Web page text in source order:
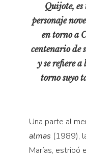
Pensamiento
Pensamiento ilustrado
Personajes
Turismo accidental
Vidas paralelas
Quijote,
personaje
en torno a
centenario de
y se refiere a
torno suyo
Una parte al
almas (1989),
Marías, estribó